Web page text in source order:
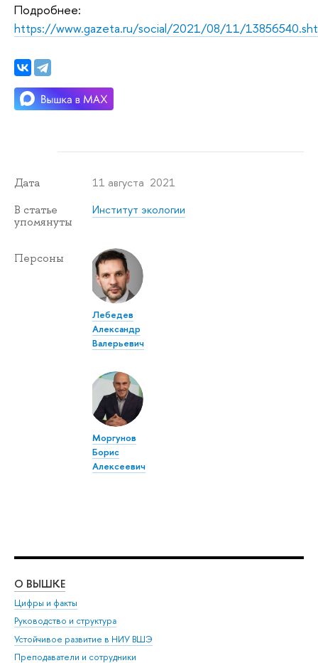
Подробнее:
https://www.gazeta.ru/social/2021/08/11/
Дата 11 августа 2021
В статье
упомянуты
Институт экологии
Персоны
Лебедев
Александр
Валерьевич
Моргунов
Борис
Алексеевич
О ВЫШКЕ
Цифры и факты
Руководство и структура
Устойчивое развитие в НИУ ВШЭ
Преподаватели и сотрудники